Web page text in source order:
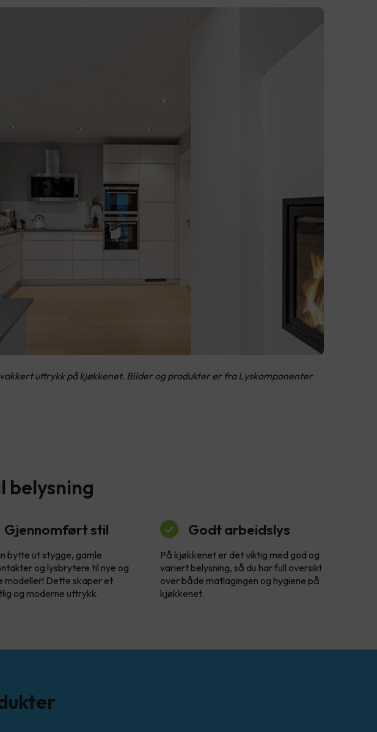
uttrykk på kjøkkenet. Bilder og produkter er fra Lyskomponenter
belysning
Gjennomført stil
bytte ut stygge, gamle
og lysbrytere til nye og
modeller! Dette skaper et
og moderne uttrykk.
Godt arbeidslys
På kjøkkenet er det viktig med god og
variert belysning, så du har full oversikt
over både matlagingen og hygiene på
kjøkkenet.